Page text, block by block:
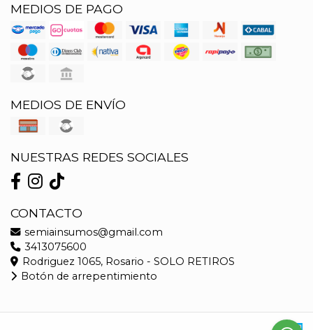
MEDIOS DE PAGO
MEDIOS DE ENVÍO
NUESTRAS REDES SOCIALES
CONTACTO
semiainsumos@gmail.com
3413075600
Rodriguez 1065, Rosario - SOLO RETIROS
Botón de arrepentimiento